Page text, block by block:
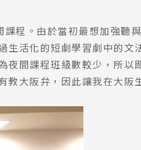
程。由於當初最想加強聽
活化的短劇學習劇中的文
間課程班級數較少，所以
大阪弁，因此讓我在大阪